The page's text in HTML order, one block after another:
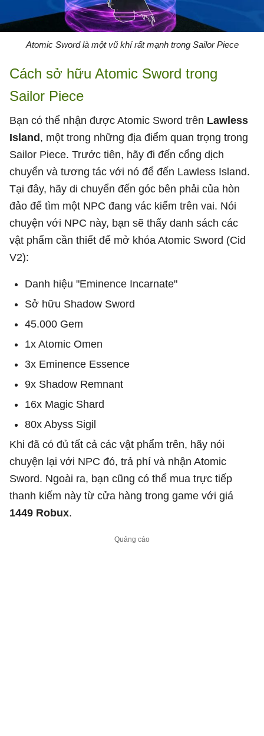
Atomic Sword là một vũ khí rất mạnh trong Sailor Piece
Cách sở hữu Atomic Sword trong
Sailor Piece
Bạn có thể nhận được Atomic Sword trên Lawless
Island, một trong những địa điểm quan trọng trong
Sailor Piece. Trước tiên, hãy đi đến cổng dịch
chuyển và tương tác với nó để đến Lawless Island.
Tại đây, hãy di chuyển đến góc bên phải của hòn
đảo để tìm một NPC đang vác kiếm trên vai. Nói
chuyện với NPC này, bạn sẽ thấy danh sách các
vật phẩm cần thiết để mở khóa Atomic Sword (Cid
V2):
Danh hiệu "Eminence Incarnate"
Sở hữu Shadow Sword
45.000 Gem
1x Atomic Omen
3x Eminence Essence
9x Shadow Remnant
16x Magic Shard
80x Abyss Sigil
Khi đã có đủ tất cả các vật phẩm trên, hãy nói
chuyện lại với NPC đó, trả phí và nhận Atomic
Sword. Ngoài ra, bạn cũng có thể mua trực tiếp
thanh kiếm này từ cửa hàng trong game với giá
1449 Robux.